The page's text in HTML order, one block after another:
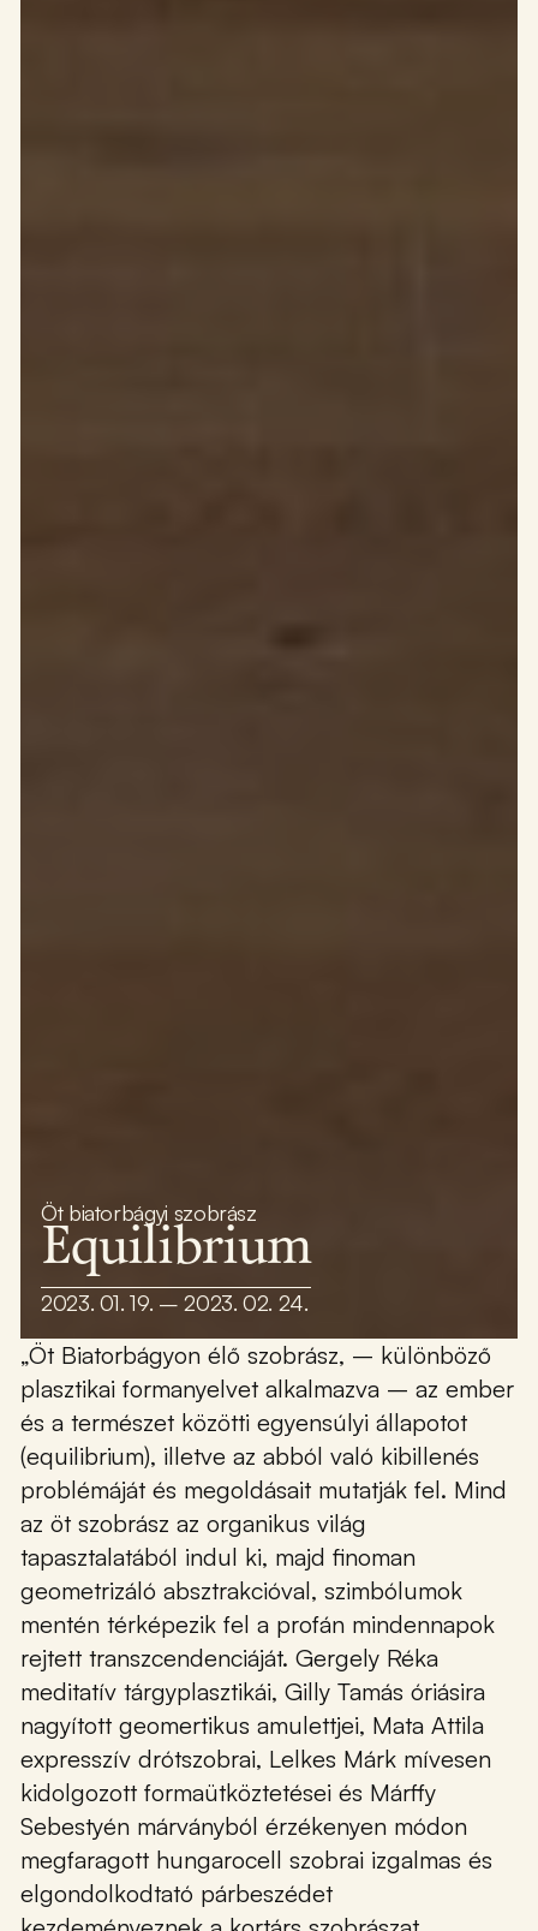
Öt biatorbágyi szobrász
Equilibrium
2023. 01. 19. – 2023. 02. 24.
„Öt Biatorbágyon élő szobrász, – különböző
plasztikai formanyelvet alkalmazva – az ember
és a természet közötti egyensúlyi állapotot
(equilibrium), illetve az abból való kibillenés
problémáját és megoldásait mutatják fel. Mind
az öt szobrász az organikus világ
tapasztalatából indul ki, majd finoman
geometrizáló absztrakcióval, szimbólumok
mentén térképezik fel a profán mindennapok
rejtett transzcendenciáját. Gergely Réka
meditatív tárgyplasztikái, Gilly Tamás óriásira
nagyított geomertikus amulettjei, Mata Attila
expresszív drótszobrai, Lelkes Márk mívesen
kidolgozott formaütköztetései és Márffy
Sebestyén márványból érzékenyen módon
megfaragott hungarocell szobrai izgalmas és
elgondolkodtató párbeszédet